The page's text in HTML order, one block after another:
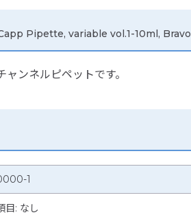
Pipette, variable vol.1-10ml, Bravo
ンネルピペットです。
1
目: なし